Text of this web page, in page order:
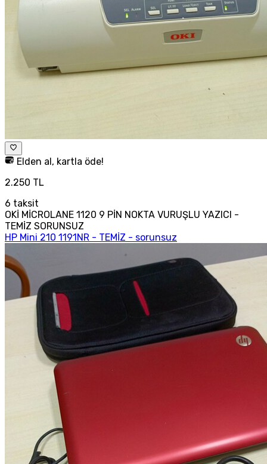
Elden al, kartla öde!
2.250 TL
6 taksit
OKİ MİCROLANE 1120 9 PİN NOKTA VURUŞLU YAZICI -
TEMİZ SORUNSUZ
HP Mini 210 1191NR - TEMİZ - sorunsuz